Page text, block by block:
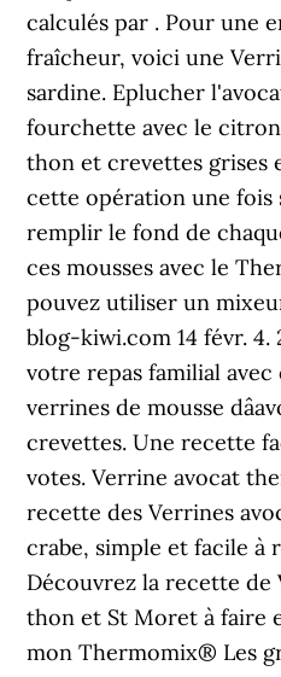
calculés par . Pour une
fraîcheur, voici une
sardine. Eplucher
fourchette avec le
thon et crevettes grises
cette opération une fois
remplir le fond de
ces mousses avec le
pouvez utiliser un
blog-kiwi.com 14 févr. 4.
votre repas familial avec
verrines de mousse
crevettes. Une recette
votes. Verrine avocat
recette des Verrines
crabe, simple et facile à
Découvrez la recette de
thon et St Moret à faire
mon Thermomix® Les